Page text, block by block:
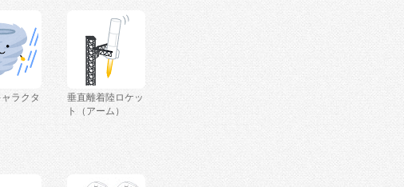
ラクタ
垂直離着陸ロケッ
ト（アーム）